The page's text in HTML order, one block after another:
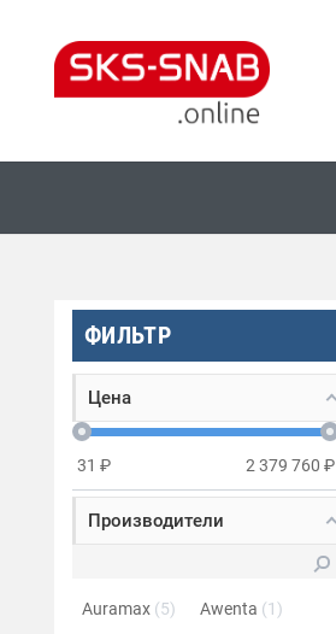
ФИЛЬТР
Цена
31 ₽ 2 379 760 ₽
Производители
Auramax 5 Awenta 1